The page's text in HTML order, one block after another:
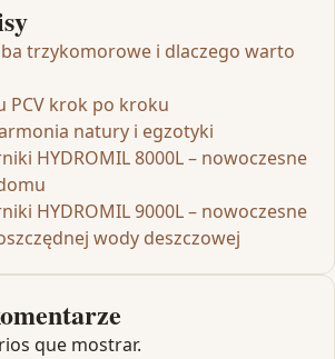
trzykomorowe i dlaczego warto
PCV krok po kroku
natury i egzotyki
HYDROMIL 8000L – nowoczesne
HYDROMIL 9000L – nowoczesne
wody deszczowej
que mostrar.